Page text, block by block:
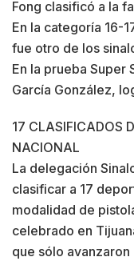
Fong clasificó a la
En la categoría 16-
fue otro de los
En la prueba Super
García González,
17 CLASIFICADOS
NACIONAL
La delegación
clasificar a 17
modalidad de
celebrado en
que sólo